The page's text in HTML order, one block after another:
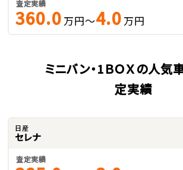
査定実績
360.0 万円～4.0 万円
ミニバン・1ＢＯＸの人気
定実績
日産
セレナ
査定実績